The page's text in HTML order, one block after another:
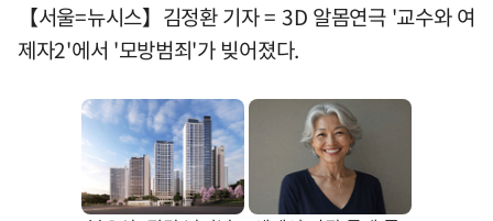
【서울=뉴시스】김정환 기자 = 3D 알몸연극 '교수와 여
제자2'에서 '모방범죄'가 빚어졌다.